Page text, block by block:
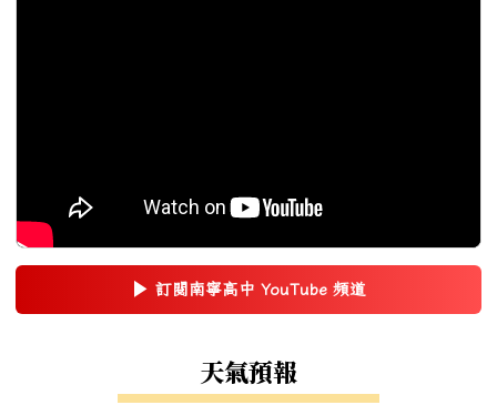
▶ 訂閱南寧高中 YouTube 頻道
(另開新視窗)
天氣預報